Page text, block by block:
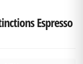
Espresso